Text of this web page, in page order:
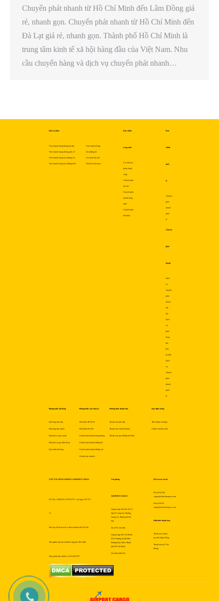
Chuyển phát nhanh từ Hồ Chí Minh đến Lâm Đồng giá
rẻ, nhanh gọn. Chuyển phát nhanh từ Hồ Chí Minh đến
Đà Lạt giá rẻ, nhanh gọn. Thành phố Hồ Chí Minh là
trung tâm kinh tế xã hội hàng đầu của Việt Nam. Nhu
cầu chuyển hàng và dịch vụ chuyển phát nhanh…
Dịch vụ khác
Vận chuyển hàng không nội địa
Vận chuyển hàng không quốc tế
Vận chuyển hàng hóa đường sắt
Vận chuyển hàng hóa đường biển
Vận chuyển hàng
hóa đường bộ
Cho thuê kho bãi
Khai báo hải quan
Bưu chính
trong nước
Các dịch vụ
hành chính
công
Chuyển phát
hỏa tốc
Chuyển phát
nhanh trong
nước
Chuyển phát
tiết kiệm
Bưu
chính
quốc
tế
Chuyển
phát
nhanh
quốc
tế
Chuyển
phát
nhanh
Dịch
vụ
chuyển
phát
nhanh
nội
địa
Dịch
vụ
phát
hàng
thu
tiền
(COD)
Dịch
vụ
chuyển
phát
nhanh
quốc
tế
Phương thức đặt hàng
Đặt hàng trực tiếp
Đặt hàng trực tuyến
Đặt dịch vụ qua email
Đặt dịch vụ qua điện thoại
Quy trình đặt hàng
Phương thức vận chuyển
Nội thành TP.HCM
Nội thành Hà Nội
Chuyển phát nhanh hàng không
Chuyển phát nhanh đường bộ
Chuyển phát nhanh đường sắt
Chi phí vận chuyển
Phương thức thanh toán
Thanh toán trực tiếp
Thanh toán chuyển khoản
Thanh toán qua đường bưu điện
Quy định chung
Thỏa thuận sử dụng
Chính sách bảo mật
VẬN TẢI HÀNG KHÔNG AIRPORTCARGO
Số Giấy CNĐKDN: 0107912577, cấp ngày 2017-07-
12
Nơi cấp: Sở kế hoạch và đầu tư thành phố Hà Nội
Tên người chịu trách nhiệm: Nguyễn Tiến Trình
Giấy phép bưu chính số 353/GP-BTTT
Văn phòng
AIRPORTCARGO
Airportcargo Hà Nội: Số 25
Ngõ 81 Láng Hạ, Phường
Giảng Võ, Thành phố Hà
Nội
Tel: 0795 166 689
Airportcargo Hồ Chí Minh:
Số 87 Đường A4 (K300),
Phường Bảy Hiền, Thành
phố Hồ Chí Minh
Tel: 0934 689 559
Hỗ trợ trực tuyến
Hỗ trợ Hà Nội:
saigon@indochinapost.com
Hỗ trợ HCM:
saigon@indochinapost.com
Hình thức thanh toán
Thanh toán online
qua thẻ Ngân Hàng
Thanh toán tại Văn
Phòng